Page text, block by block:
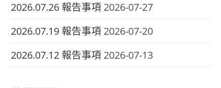
2026.07.26 報告事項 2026-07-27
2026.07.19 報告事項 2026-07-20
2026.07.12 報告事項 2026-07-13